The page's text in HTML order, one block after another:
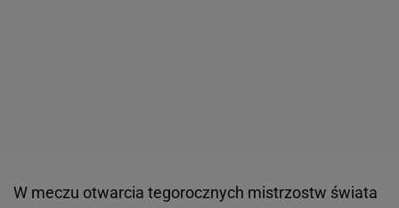
W meczu otwarcia tegorocznych mistrzostw świata